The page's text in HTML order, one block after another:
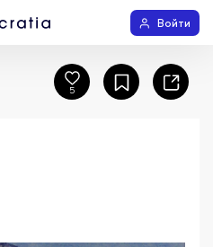
Войти
5